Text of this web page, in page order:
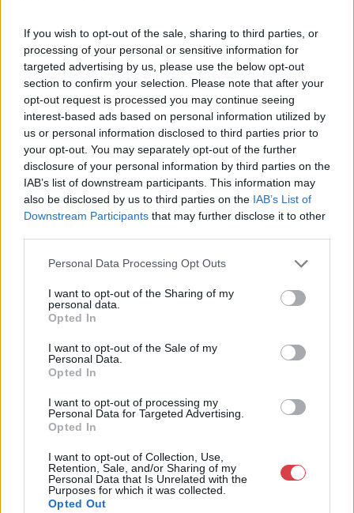
If you wish to opt-out of the sale, sharing to third parties, or
processing of your personal or sensitive information for
targeted advertising by us, please use the below opt-out
section to confirm your selection. Please note that after your
opt-out request is processed you may continue seeing
interest-based ads based on personal information utilized by
us or personal information disclosed to third parties prior to
your opt-out. You may separately opt-out of the further
disclosure of your personal information by third parties on the
IAB’s list of downstream participants. This information may
also be disclosed by us to third parties on the IAB’s List of
Downstream Participants that may further disclose it to other
Personal Data Processing Opt Outs
I want to opt-out of the Sharing of my
personal data.
Opted In
I want to opt-out of the Sale of my
Personal Data.
Opted In
I want to opt-out of processing my
Personal Data for Targeted Advertising.
Opted In
I want to opt-out of Collection, Use,
Retention, Sale, and/or Sharing of my
Personal Data that Is Unrelated with the
Purposes for which it was collected.
Opted Out
Aukció dátuma: 2019.07.21
Aukció ideje: 20:00
Aukció helye:https://www.amordelarte.hu/aukciok/
Tételszám: 11
Eladó adatai
Eladó: Amor Del Arte Galéria-
Aukciósház
Sopron
9400
Weboldal:
http://www.amordelarte.hu
tevékenység, mely kapcsolatban áll a festmények és műtárgyak
adás-vételével, bizományosi értékesítésével, festmények
értékbecslésével és online aukciók szervezésével és
festmények, és egy online aukciós felület is, mely által bárki
számára lehetőség nyílik egy regisztráció után, hogy részt
vegyen a cég online aukcióin.